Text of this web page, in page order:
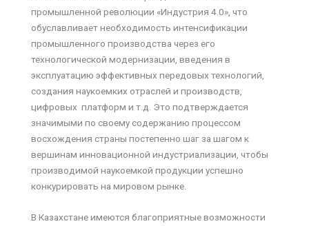
промышленной революции «Индустрия 4.0», что
обуславливает необходимость интенсификации
промышленного производства через его
технологической модернизации, введения в
эксплуатацию эффективных передовых технологий,
создания наукоемких отраслей и производств,
цифровых платформ и т.д. Это подтверждается
значимыми по своему содержанию процессом
восхождения страны постепенно шаг за шагом к
вершинам инновационной индустриализации, чтобы
производимой наукоемкой продукции успешно
конкурировать на мировом рынке.
В Казахстане имеются благоприятные возможности